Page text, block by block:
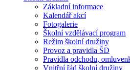
Základní informace
Kalendář akcí
Fotogalerie
Školní vzdělávací program
Režim školní družiny
Provoz a pravidla ŠD
Pravidla odchodu,
Vnitřní řád školní družiny